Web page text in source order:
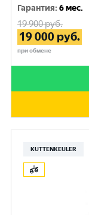
Гарантия:6 мес.
19 900руб.
19 000 руб.
при обмене
KUTTENKEULER